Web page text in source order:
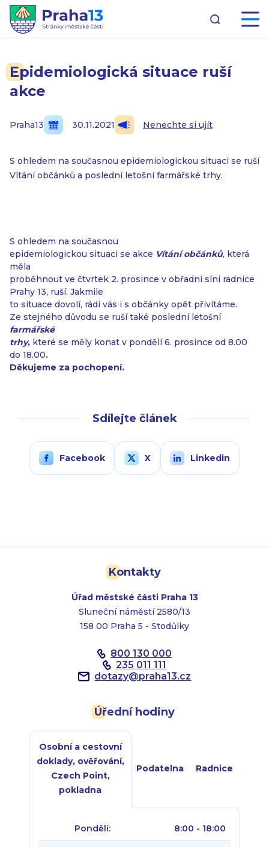
Epidemiologická situace ruší
akce
Praha13 30.11.2021 Nenechte si ujít
S ohledem na současnou epidemiologickou situaci se ruší
Vítání občánků a poslední letošní farmářské trhy.
S ohledem na současnou
epidemiologickou situaci se akce Vítání občánků, která
měla
proběhnout ve čtvrtek 2. prosince v obřadní síni radnice
Prahy 13, ruší. Jakmile
to situace dovolí, rádi vás i s občánky opět přivítáme.
Ze stejného důvodu se ruší také poslední letošní
farmářské
trhy, které se měly konat v pondělí 6. prosince od 8.00
do 18.00.
Děkujeme za pochopení.
Sdílejte článek
Facebook X Linkedin
Kontakty
Úřad městské části Praha 13
Sluneční náměstí 2580/13
158 00 Praha 5 - Stodůlky
800 130 000
235 011 111
dotazy@praha13.cz
Úřední hodiny
Osobní a cestovní
doklady, ověřování,
Czech Point,
pokladna
Podatelna Radnice
Pondělí: 8:00 - 18:00